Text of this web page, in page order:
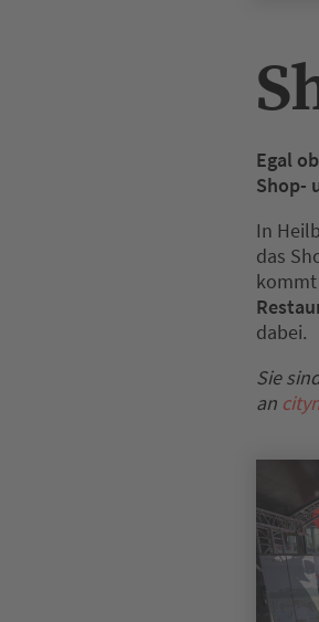
Egal
Shop-
In
das
dabei.
Sie
an